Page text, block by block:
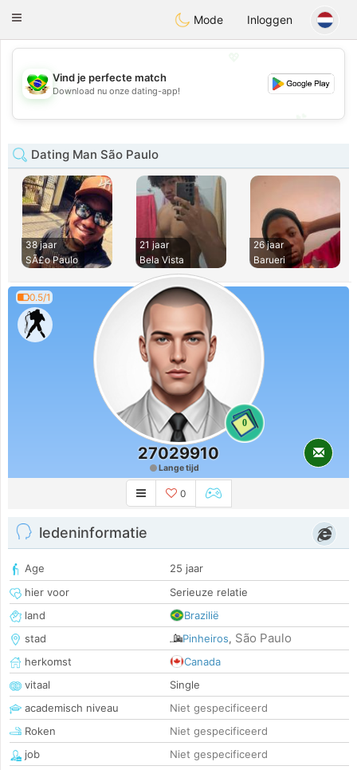
Conversar
Toggle
Mode Inloggen
💖
💕
Vind je perfecte match
Download nu onze dating-app!
Dating Man São Paulo
38 jaar
SÃ£o Paulo
21 jaar
Bela Vista
26 jaar
Barueri
0.5/1
0
27029910
Lange tijd
0
ledeninformatie
Age
25 jaar
hier voor
Serieuze relatie
land
Brazilië
stad
Pinheiros, São Paulo
herkomst
Canada
vitaal
Single
academisch niveau
Niet gespecificeerd
Roken
Niet gespecificeerd
job
Niet gespecificeerd